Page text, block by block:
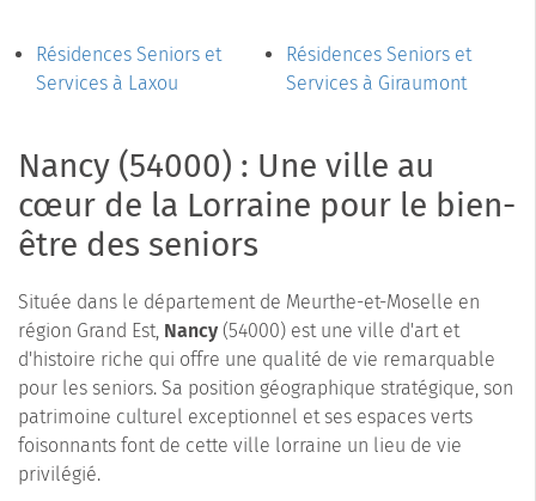
Résidences Seniors et
Services à Laxou
Résidences Seniors et
Services à Giraumont
Nancy (54000) : Une ville au
cœur de la Lorraine pour le bien-
être des seniors
Située dans le département de Meurthe-et-Moselle en
région Grand Est, Nancy (54000) est une ville d'art et
d'histoire riche qui offre une qualité de vie remarquable
pour les seniors. Sa position géographique stratégique, son
patrimoine culturel exceptionnel et ses espaces verts
foisonnants font de cette ville lorraine un lieu de vie
privilégié.